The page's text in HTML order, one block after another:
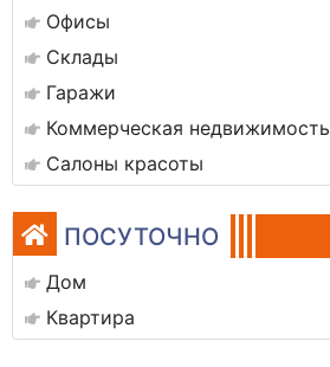
Офисы
Склады
Гаражи
Коммерческая недвижимость
Салоны красоты
ПОСУТОЧНО
Дом
Квартира